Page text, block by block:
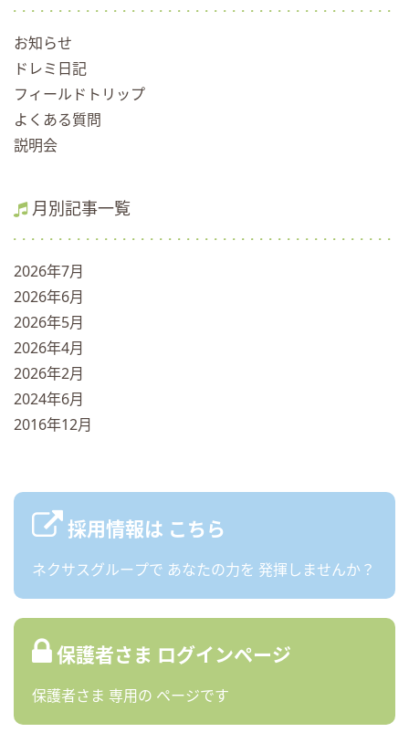
お知らせ
ドレミ日記
フィールドトリップ
よくある質問
説明会
月別記事一覧
2026年7月
2026年6月
2026年5月
2026年4月
2026年2月
2024年6月
2016年12月
採用情報は こちら
ネクサスグループで あなたの力を 発揮しませんか？
保護者さま ログインページ
保護者さま 専用の ページです